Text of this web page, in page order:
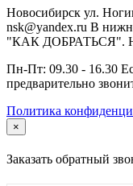
Новосибирск ул.
nsk@yandex.ru В
"КАК ДОБРАТЬСЯ".
Пн-Пт: 09.30 - 16.30
предварительно
Политика
×
Заказать обратный